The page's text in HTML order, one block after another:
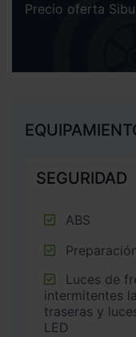
Precio oferta
SEGURIDAD
ABS
intermitentes
traseras y
LED